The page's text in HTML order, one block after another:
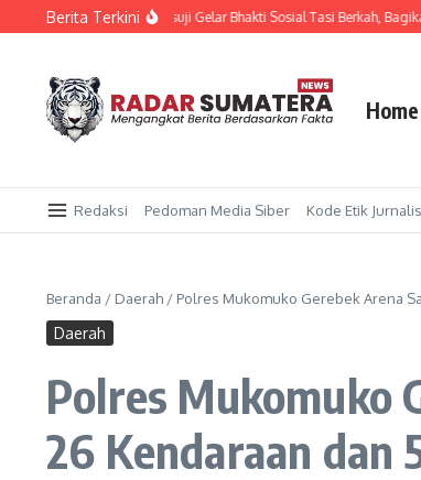
Lewati ke konten
Berita Terkini
Sat Lantas Polres Mesuji Gelar Bhakti Sosial Tasi Berkah,
Home
Redaksi Pedoman Media Siber Kode Etik
Beranda / Daerah / Polres Mukomuko Gerebek Arena
Daerah
Polres Mukomuko
26 Kendaraan dan